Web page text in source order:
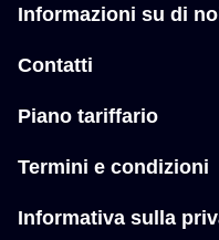
Informazioni su di
Contatti
Piano tariffario
Termini e condizioni
Informativa sulla